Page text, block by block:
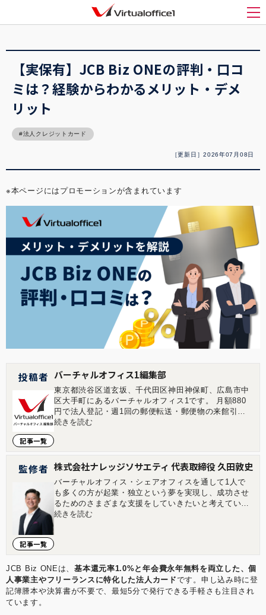
メ
バーチャルオフィス1(Virtualoffice1)
【実保有】JCB Biz ONEの評判・口
コミは？経験からわかるメリット・デメリット
【実保有】JCB Biz ONEの評判・口コ
ミは？経験からわかるメリット・デメ
リット
法人クレジットカード
［更新日］2026年07月08日
※本ページにはプロモーションが含まれています
投稿者
記事一覧
バーチャルオフィス1編集部
東京都渋谷区道玄坂、千代田区神田神保町、広島市中
区大手町にあるバーチャルオフィス1です。 月額880
円で法人登記・週1回の郵便転送・郵便物の来館引取
ができる起業家やフリーランスのためのバーチャルオ
ビル8B バーチャルオフィス1神保町店 東京都千代田
広島店 広島県広島市中区大手町1-1-20 相生橋ビル7階
A号室 https://virtualoffice1.jp/
続きを読む
監修者
記事一覧
株式会社ナレッジソサエティ 代表取締役 久田敦史
バーチャルオフィス・シェアオフィスを通して1人で
も多くの方が起業・独立という夢を実現し、成功させ
るためのさまざまな支援をしていきたいと考えていま
す。企業を経営していくことはつらい面もあります
成。社内制度では週休4日制の正社員制度を導入する
などの常識にとらわれない経営を目指しています。
【学歴】 筑波大学中退 ゴールデンゲート大学大学院
続きを読む
JCB Biz ONEは、基本還元率1.0%と年会費永年無料を両立した、個
人事業主やフリーランスに特化した法人カードです。申し込み時に登
記簿謄本や決算書が不要で、最短5分で発行できる手軽さも注目され
ています。